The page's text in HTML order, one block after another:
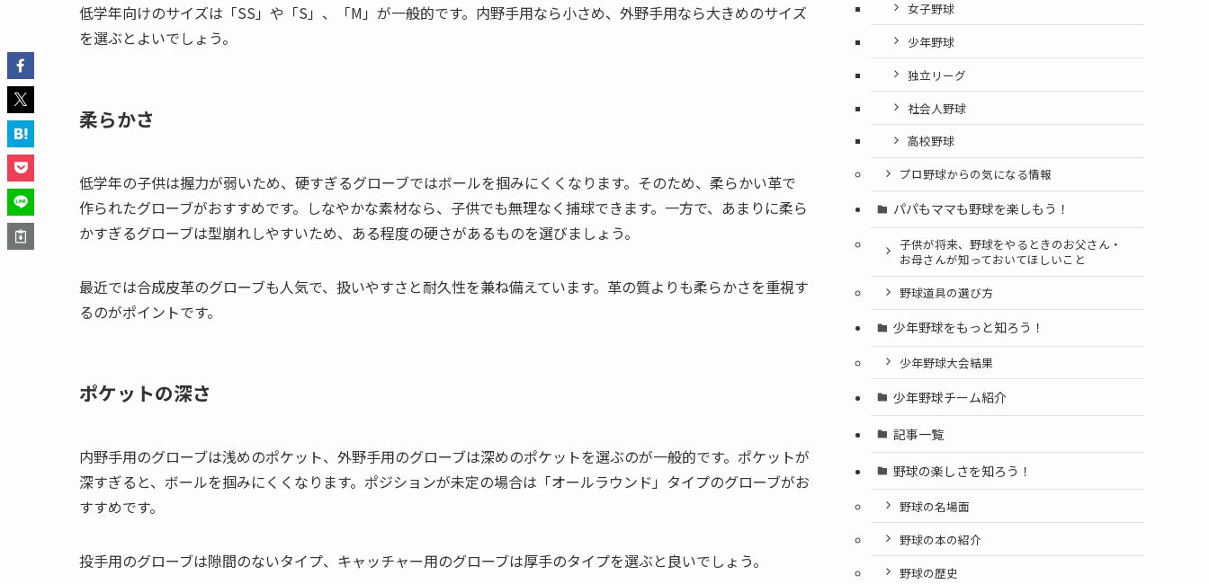
低学年向けのサイズは「SS」や「S」、「M」が一般的です。内野手用なら小さめ、外野手用なら大きめのサイズ
を選ぶとよいでしょう。
柔らかさ
低学年の子供は握力が弱いため、硬すぎるグローブではボールを掴みにくくなります。そのため、柔らかい革で
作られたグローブがおすすめです。しなやかな素材なら、子供でも無理なく捕球できます。一方で、あまりに柔ら
かすぎるグローブは型崩れしやすいため、ある程度の硬さがあるものを選びましょう。
最近では合成皮革のグローブも人気で、扱いやすさと耐久性を兼ね備えています。革の質よりも柔らかさを重視す
るのがポイントです。
ポケットの深さ
内野手用のグローブは浅めのポケット、外野手用のグローブは深めのポケットを選ぶのが一般的です。ポケットが
深すぎると、ボールを掴みにくくなります。ポジションが未定の場合は「オールラウンド」タイプのグローブがお
すすめです。
投手用のグローブは隙間のないタイプ、キャッチャー用のグローブは厚手のタイプを選ぶと良いでしょう。
女子野球
少年野球
独立リーグ
社会人野球
高校野球
プロ野球からの気になる情報
パパもママも野球を楽しもう！
子供が将来、野球をやるときのお父さん・
お母さんが知っておいてほしいこと
野球道具の選び方
少年野球をもっと知ろう！
少年野球大会結果
少年野球チーム紹介
記事一覧
野球の楽しさを知ろう！
野球の名場面
野球の本の紹介
野球の歴史